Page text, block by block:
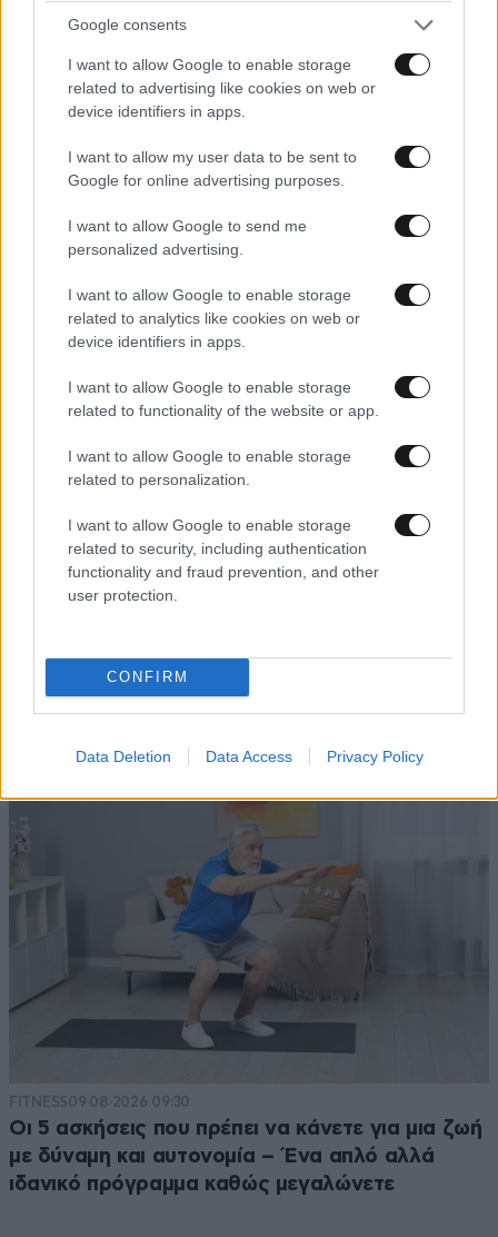
Google consents
I want to allow Google to enable storage
related to advertising like cookies on web or
device identifiers in apps.
I want to allow my user data to be sent to
Google for online advertising purposes.
I want to allow Google to send me
personalized advertising.
I want to allow Google to enable storage
related to analytics like cookies on web or
device identifiers in apps.
I want to allow Google to enable storage
related to functionality of the website or app.
I want to allow Google to enable storage
related to personalization.
I want to allow Google to enable storage
related to security, including authentication
functionality and fraud prevention, and other
user protection.
CONFIRM
Data Deletion Data Access Privacy Policy
FITNESS09·08·2026 09:30
Οι 5 ασκήσεις που πρέπει να κάνετε για μια ζωή
με δύναμη και αυτονομία – Ένα απλό αλλά
ιδανικό πρόγραμμα καθώς μεγαλώνετε